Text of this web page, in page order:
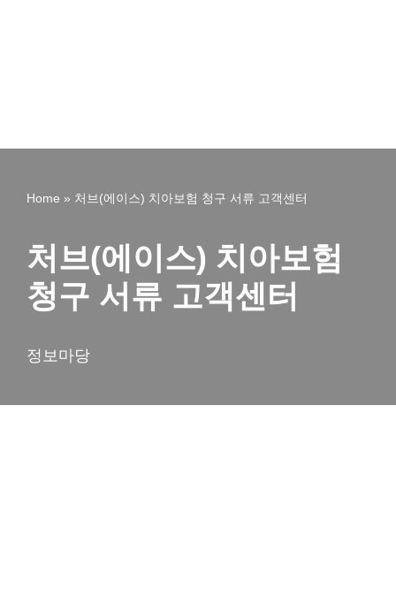
Home » 처브(에이스) 치아보험 청구 서류 고객센터
처브(에이스) 치아보험
청구 서류 고객센터
정보마당